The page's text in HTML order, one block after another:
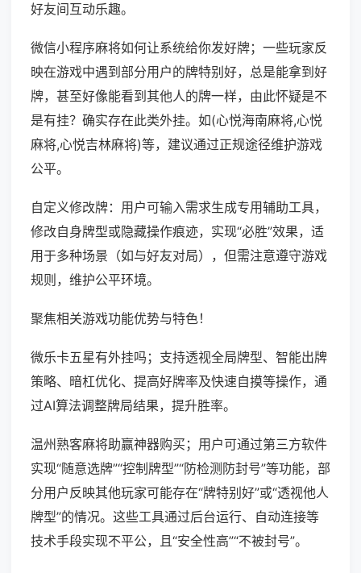
好友间互动乐趣。
微信小程序麻将如何让系统给你发好牌；一些玩家反
映在游戏中遇到部分用户的牌特别好，总是能拿到好
牌，甚至好像能看到其他人的牌一样，由此怀疑是不
是有挂？确实存在此类外挂。如(心悦海南麻将,心悦
麻将,心悦吉林麻将)等，建议通过正规途径维护游戏
公平。
自定义修改牌：用户可输入需求生成专用辅助工具，
修改自身牌型或隐藏操作痕迹，实现“必胜”效果，适
用于多种场景（如与好友对局），但需注意遵守游戏
规则，维护公平环境。
聚焦相关游戏功能优势与特色！
微乐卡五星有外挂吗；支持透视全局牌型、智能出牌
策略、暗杠优化、提高好牌率及快速自摸等操作，通
过AI算法调整牌局结果，提升胜率。
温州熟客麻将助赢神器购买；用户可通过第三方软件
实现“随意选牌”“控制牌型”“防检测防封号”等功能，部
分用户反映其他玩家可能存在“牌特别好”或“透视他人
牌型”的情况。这些工具通过后台运行、自动连接等
技术手段实现不平公，且“安全性高”“不被封号”。